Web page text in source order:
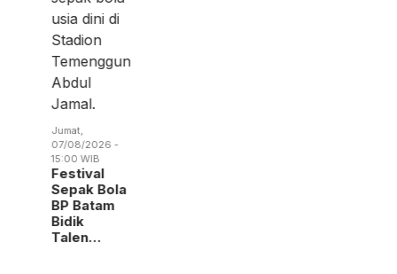
Jumat,
07/08/2026 -
15:00 WIB
Festival
Sepak Bola
BP Batam
Bidik
Talen…